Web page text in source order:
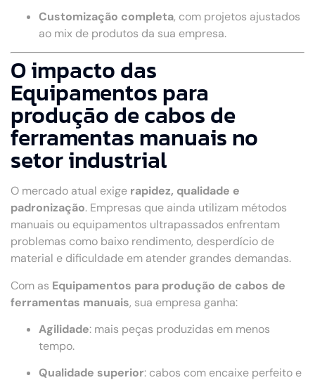
Customização completa, com projetos ajustados
ao mix de produtos da sua empresa.
O impacto das
Equipamentos para
produção de cabos de
ferramentas manuais no
setor industrial
O mercado atual exige rapidez, qualidade e
padronização. Empresas que ainda utilizam métodos
manuais ou equipamentos ultrapassados enfrentam
problemas como baixo rendimento, desperdício de
material e dificuldade em atender grandes demandas.
Com as Equipamentos para produção de cabos de
ferramentas manuais, sua empresa ganha:
Agilidade: mais peças produzidas em menos
tempo.
Qualidade superior: cabos com encaixe perfeito e